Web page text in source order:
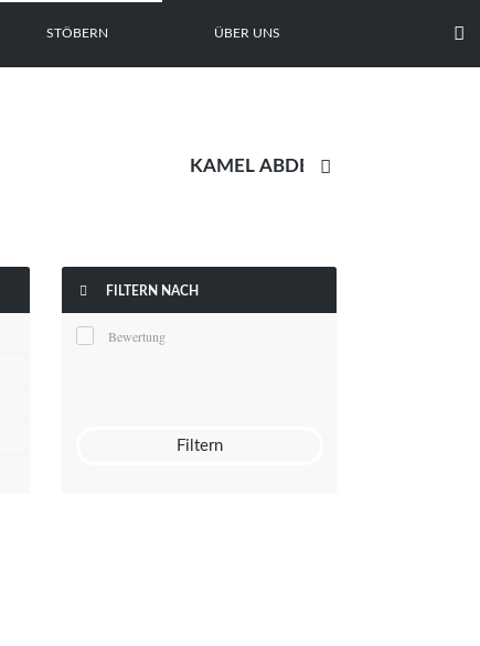
STÖBERN ÜBER UNS 

 FILTERN NACH
Bewertung
Filtern